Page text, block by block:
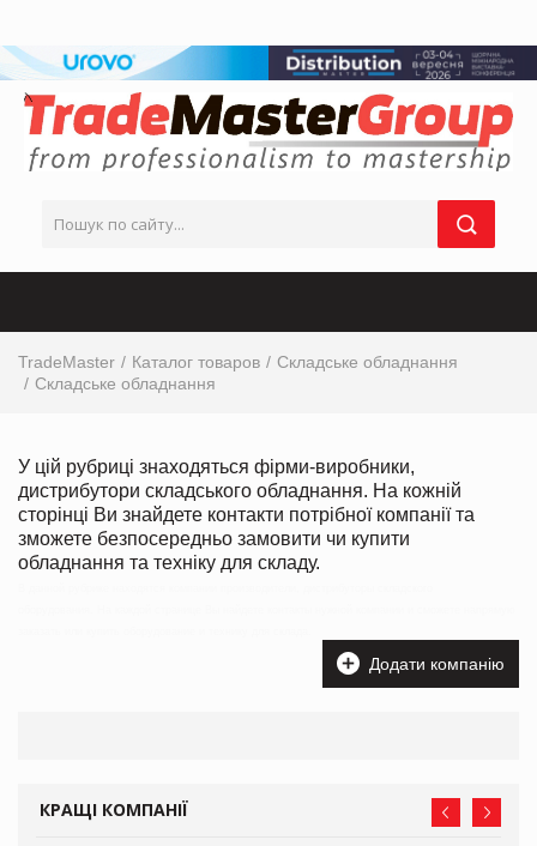
TradeMaster Каталог товаров
Складське обладнання
Складське обладнання
У цій рубриці знаходяться фірми-виробники,
дистрибутори складського обладнання. На кожній
сторінці Ви знайдете контакти потрібної компанії та
зможете безпосередньо замовити чи купити
обладнання та техніку для складу.
Додати компанію
КРАЩІ КОМПАНІЇ